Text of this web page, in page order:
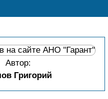
Автор:
Григорий